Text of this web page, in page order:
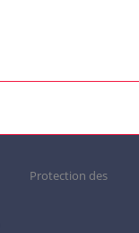
Protection des